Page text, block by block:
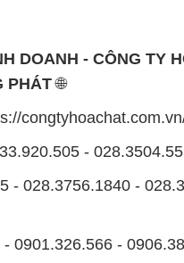
- 028.3756.1840 -